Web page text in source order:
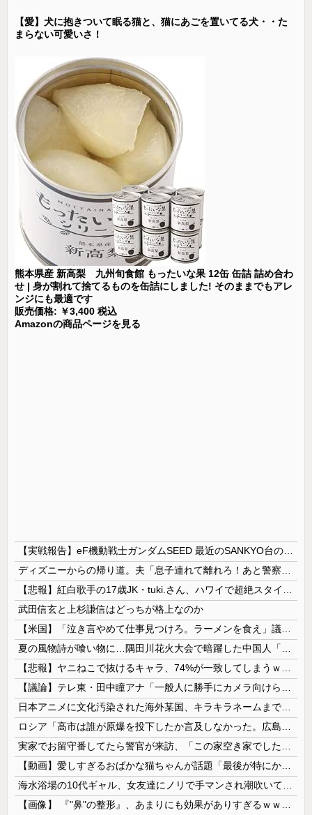
【愛】犬に抱きついて眠る猫と、猫にあごを置いてる犬・・た
まらない可愛いさ！
熊本県産 新高梨 九州旬食館 もったいな果 12缶 缶詰 詰め合わ
せ | 身が割れて捨てるものを缶詰にしました! そのままでもアレ
ンジにも最適です
販売価格: ￥3,400 税込
Amazonの商品ページを見る
武田信玄と上杉謙信はどっちが格上なのか